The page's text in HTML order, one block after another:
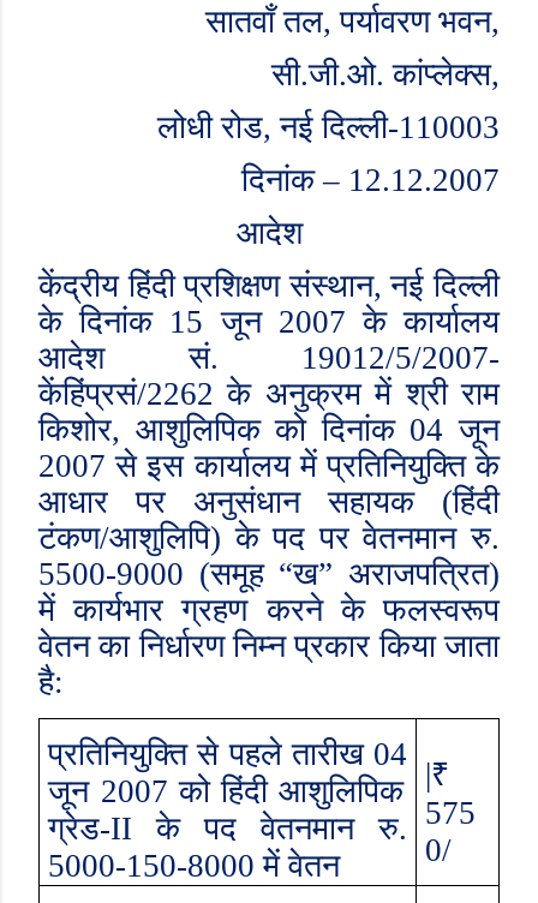
सातवाँ तल,पर्यावरण भवन,
सी.जी.ओ. कांप्लेक्स,
लोधी रोड,नई दिल्ली-110003
दिनांक – 12.12.2007
आदेश
केंद्रीय हिंदी प्रशिक्षण संस्थान,नई दिल्ली
के दिनांक 15जून 2007के कार्यालय
आदेश सं. 19012/5/2007-
केंहिंप्रसं/2262के अनुक्रम में श्री राम
किशोर, आशुलिपिक को दिनांक 04जून
2007से इस कार्यालय में प्रतिनियुक्ति के
आधार पर अनुसंधान सहायक (हिंदी
टंकण/आशुलिपि) के पद पर वेतनमान रु.
5500-9000 (समूह “ख” अराजपत्रित)
में कार्यभार ग्रहण करने के फलस्वरूप
वेतन का निर्धारण निम्न प्रकार किया जाता
है:
प्रतिनियुक्ति से पहले तारीख 04
जून 2007 को हिंदी आशुलिपिक
ग्रेड-IIके पद वेतनमान रु.
5000-150-8000 में वेतन
|₹
575
0/